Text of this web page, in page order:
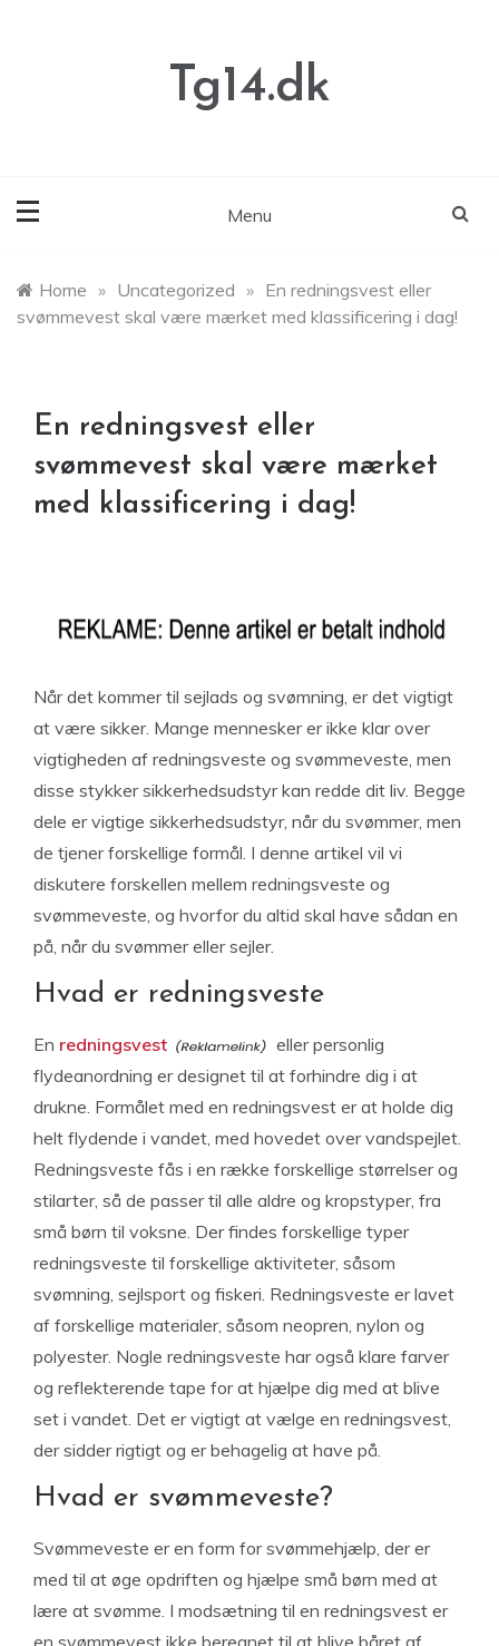
Tg14.dk
Menu
Home » Uncategorized » En redningsvest eller
svømmevest skal være mærket med klassificering i dag!
En redningsvest eller
svømmevest skal være mærket
med klassificering i dag!
Når det kommer til sejlads og svømning, er det vigtigt
at være sikker. Mange mennesker er ikke klar over
vigtigheden af ​​redningsveste og svømmeveste, men
disse stykker sikkerhedsudstyr kan redde dit liv. Begge
dele er vigtige sikkerhedsudstyr, når du svømmer, men
de tjener forskellige formål. I denne artikel vil vi
diskutere forskellen mellem redningsveste og
svømmeveste, og hvorfor du altid skal have sådan en
på, når du svømmer eller sejler.
Hvad er redningsveste
En redningsvest
eller personlig
flydeanordning er designet til at forhindre dig i at
drukne. Formålet med en redningsvest er at holde dig
helt flydende i vandet, med hovedet over vandspejlet.
Redningsveste fås i en række forskellige størrelser og
stilarter, så de passer til alle aldre og kropstyper, fra
små børn til voksne. Der findes forskellige typer
redningsveste til forskellige aktiviteter, såsom
svømning, sejlsport og fiskeri. Redningsveste er lavet
af forskellige materialer, såsom neopren, nylon og
polyester. Nogle redningsveste har også klare farver
og reflekterende tape for at hjælpe dig med at blive
set i vandet. Det er vigtigt at vælge en redningsvest,
der sidder rigtigt og er behagelig at have på.
Hvad er svømmeveste?
Svømmeveste er en form for svømmehjælp, der er
med til at øge opdriften og hjælpe små børn med at
lære at svømme. I modsætning til en redningsvest er
en svømmevest ikke beregnet til at blive båret af